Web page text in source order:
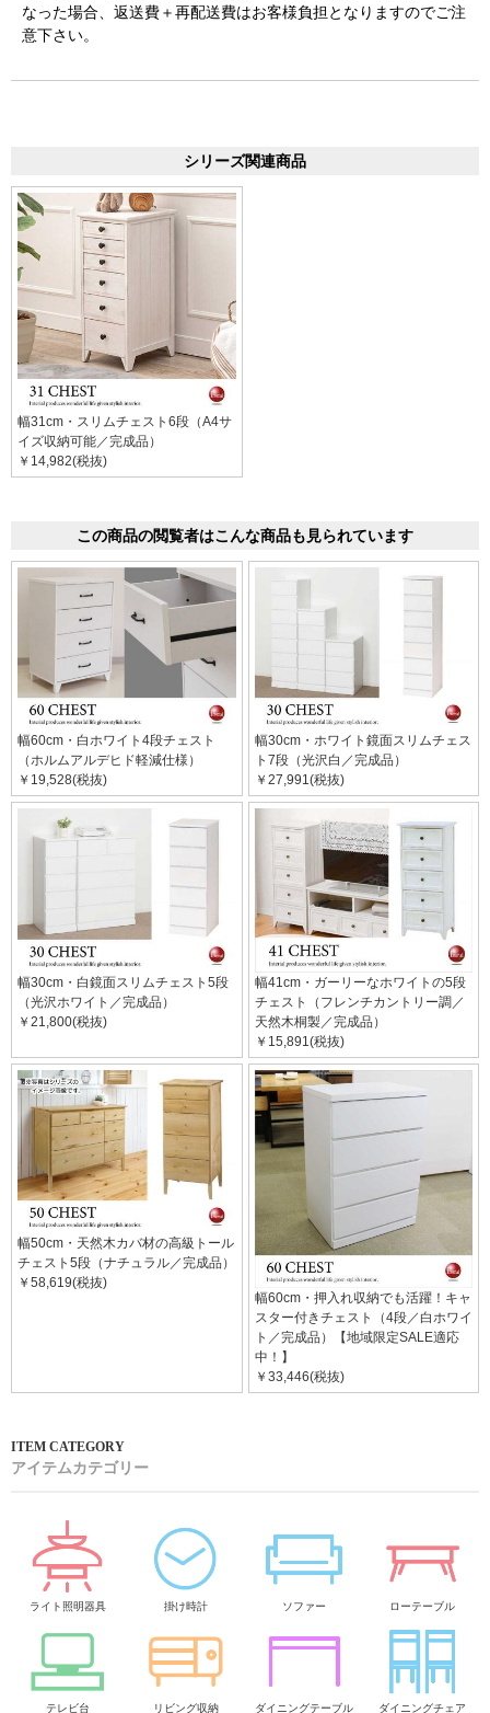
なった場合、返送費＋再配送費はお客様負担となりますのでご注
意下さい。
シリーズ関連商品
幅31cm・スリムチェスト6段（A4サ
イズ収納可能／完成品）
￥14,982(税抜)
この商品の閲覧者はこんな商品も見られています
幅60cm・白ホワイト4段チェスト
（ホルムアルデヒド軽減仕様）
￥19,528(税抜)
幅30cm・ホワイト鏡面スリムチェス
ト7段（光沢白／完成品）
￥27,991(税抜)
幅30cm・白鏡面スリムチェスト5段
（光沢ホワイト／完成品）
￥21,800(税抜)
幅41cm・ガーリーなホワイトの5段
チェスト（フレンチカントリー調／
天然木桐製／完成品）
￥15,891(税抜)
幅50cm・天然木カバ材の高級トール
チェスト5段（ナチュラル／完成品）
￥58,619(税抜)
幅60cm・押入れ収納でも活躍！キャ
スター付きチェスト（4段／白ホワイ
ト／完成品）【地域限定SALE適応
中！】
￥33,446(税抜)
アイテムカテゴリー
ライト照明器具 掛け時計 ソファー ローテーブル
テレビ台 リビング収納 ダイニングテーブル ダイニングチェア